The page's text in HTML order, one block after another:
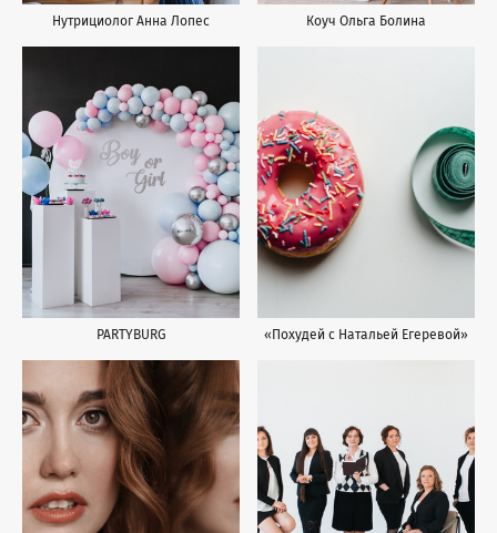
Нутрициолог Анна Лопес Коуч Ольга Болина
PARTYBURG «Похудей с Натальей Егеревой»